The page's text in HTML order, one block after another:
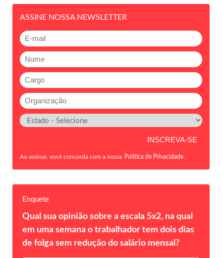
ASSINE NOSSA NEWSLETTER
Ao assinar, você concorda com a nossa Política de Privacidade
Enquete
Qual sua opinião sobre a escala 5x2, na qual
em uma semana o trabalhador tem dois dias
de folga sem redução do salário mensal?